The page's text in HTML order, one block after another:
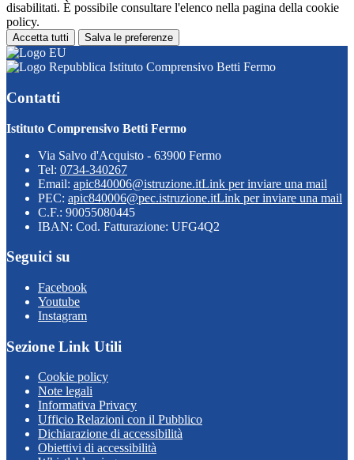
disabilitati. È possibile consultare l'elenco nella pagina della cookie
policy.
Accetta tutti Salva le preferenze
Istituto Comprensivo Betti Fermo
Contatti
Istituto Comprensivo Betti Fermo
Via Salvo d'Acquisto - 63900 Fermo
Tel: 0734-340267
Email: apic840006@istruzione.itLink per inviare una mail
PEC: apic840006@pec.istruzione.itLink per inviare una mail
C.F.: 90055080445
IBAN: Cod. Fatturazione: UFG4Q2
Seguici su
Facebook
Youtube
Instagram
Sezione Link Utili
Cookie policy
Note legali
Informativa Privacy
Ufficio Relazioni con il Pubblico
Dichiarazione di accessibilità
Obiettivi di accessibilità